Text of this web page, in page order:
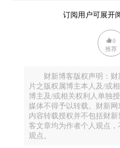
动中，三人死亡，剩下的
战。1969年，大坝建成，
70年代，这个游击队一度发
于以自首的方式与政府达成
大坝，但身份已不再是一个
个受大坝影响的村民，在这
逐渐意识到原本的生活因大
坝抗议的鼓舞，也加入到抗
订阅用户可展开
0
推荐
财新博客版权声明：财
片之版权属博主本人及/或
博主及/或相关权利人单独
媒体不得予以转载。财新
内容转载授权并不包括财
客文章均为作者个人观点
观点。